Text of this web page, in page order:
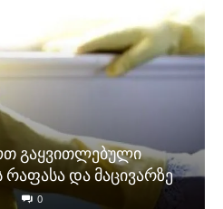
გაყვითლებული
და მაცივარზე
0